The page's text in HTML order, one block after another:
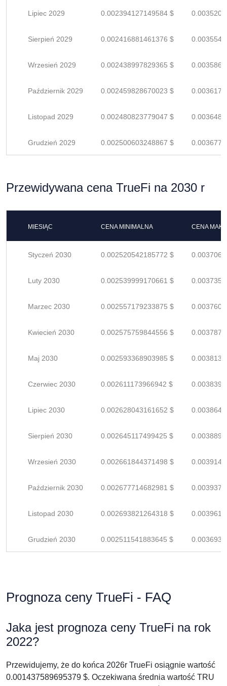
Lipiec 2029 0.002394127149584 $
Sierpień 2029 0.002416881461376 $
Wrzesień 2029 0.002438997829365 $
Październik 2029 0.002459828670023 $
Listopad 2029 0.002480823779047 $
Grudzień 2029 0.002500603248867 $
Przewidywana cena TrueFi na 2030 r
MIESIĄC CENA MINIMALNA CENA
Styczeń 2030 0.002520542185772 $
Luty 2030 0.002539999170661 $
Marzec 2030 0.002557179233875 $
Kwiecień 2030 0.002575759844556 $
Maj 2030 0.002593368903985 $
Czerwiec 2030 0.002611173966942 $
Lipiec 2030 0.002628043161652 $
Sierpień 2030 0.002645117499425 $
Wrzesień 2030 0.002661844371498 $
Październik 2030 0.002677714682981 $
Listopad 2030 0.002693821264318 $
Grudzień 2030 0.002511541883645 $
Prognoza ceny TrueFi - FAQ
Jaka jest prognoza ceny TrueFi na rok
2022?
Przewidujemy, że do końca 2026r TrueFi osiągnie wartość
0.001437589695379 $. Oczekiwana średnia wartość TRU